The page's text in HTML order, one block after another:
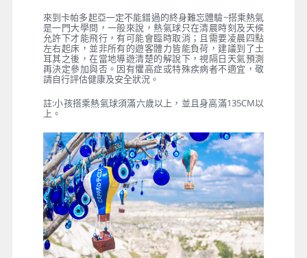
岩面上開鑿了上千個洞窟，大多是羅馬帝國統治下潛逃
之基督修士所建之修院與聖堂。此地亦能看見穴居式村
莊和地下城鎮-這些歷史可追朔至西元四世紀時的傳統人
類居地遺址。
【入內參觀】手工地毯工廠
【特別安排】下午茶時光（每人一杯飲品＋蛋糕）
自費活動推薦－熱氣球體驗 USD300/人
來到卡帕多起亞一定不能錯過的終身難忘體驗~搭乘熱氣
是一門大學問，一般來說，熱氣球只在清晨時刻及天候
允許下才能飛行，有可能會臨時取消；且需要凌晨四點
左右起床，並非所有的遊客體力皆能負荷，建議到了土
耳其之後，在當地導遊清楚的解說下，視隔日天氣預測
再決定參加與否。因有懼高症或特殊疾病者不適宜，敬
請自行評估健康及安全狀況。
註:小孩搭乘熱氣球須滿六歲以上，並且身高滿135CM以